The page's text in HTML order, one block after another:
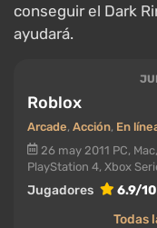
conseguir el Dark
ayudará.
Roblox
Arcade, Acción, En
26 may 2011 PC,
PlayStation 4, Xbox
Jugadores
6.9/10
Todas